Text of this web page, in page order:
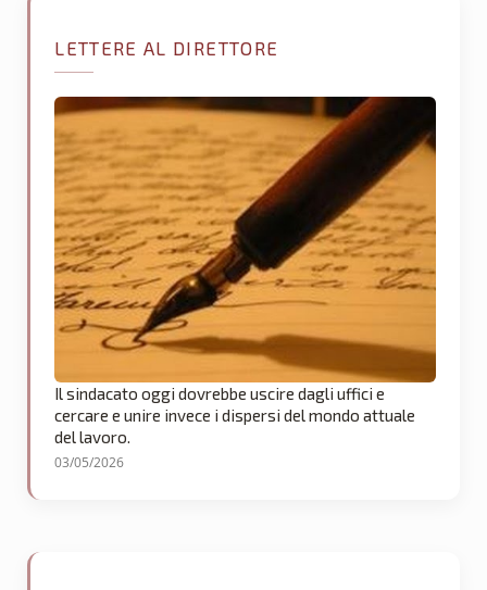
LETTERE AL DIRETTORE
Il sindacato oggi dovrebbe uscire dagli uffici e
cercare e unire invece i dispersi del mondo attuale
del lavoro.
03/05/2026